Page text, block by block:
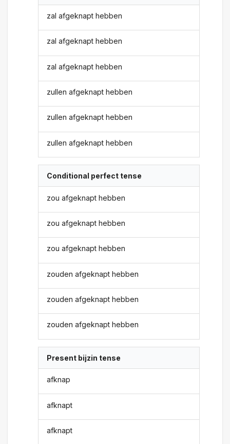
zal afgeknapt hebben
zal afgeknapt hebben
zal afgeknapt hebben
zullen afgeknapt hebben
zullen afgeknapt hebben
zullen afgeknapt hebben
Conditional perfect tense
zou afgeknapt hebben
zou afgeknapt hebben
zou afgeknapt hebben
zouden afgeknapt hebben
zouden afgeknapt hebben
zouden afgeknapt hebben
Present bijzin tense
afknap
afknapt
afknapt